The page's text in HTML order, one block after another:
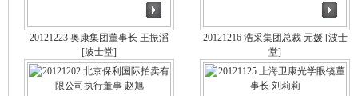
20121223 奥康集团董事长 王振滔
[波士堂]
20121216 浩采集团总裁 元媛[波士
堂]